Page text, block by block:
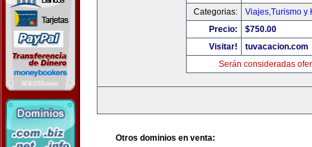
Categorias:
Viajes,Turismo y
Precio:
$750.00
Visitar!
tuvacacion.com
Serán consideradas
Otros dominios en venta: